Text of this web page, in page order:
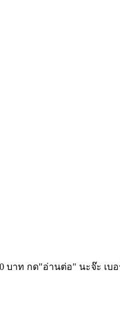
บาท กด"อ่านต่อ" นะจ๊ะ เบ